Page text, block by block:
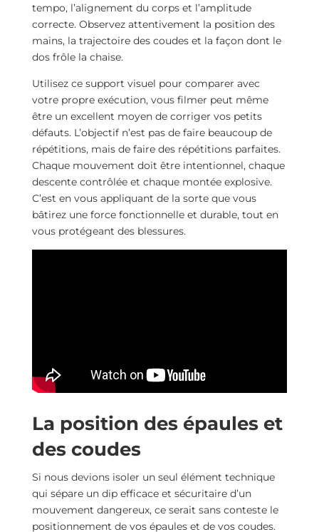
tempo, l’alignement du corps et l’amplitude
correcte. Observez attentivement la position des
mains, la trajectoire des coudes et la façon dont le
dos frôle la chaise.
Utilisez ce support visuel pour comparer avec
votre propre exécution, vous filmer peut même
être un excellent moyen de corriger vos petits
défauts. L’objectif n’est pas de faire beaucoup de
répétitions, mais de faire des répétitions parfaites.
Chaque mouvement doit être intentionnel, chaque
descente contrôlée et chaque montée explosive.
C’est en vous appliquant de la sorte que vous
bâtirez une force fonctionnelle et durable, tout en
vous protégeant des blessures.
La position des épaules et
des coudes
Si nous devions isoler un seul élément technique
qui sépare un dip efficace et sécuritaire d’un
mouvement dangereux, ce serait sans conteste le
positionnement de vos épaules et de vos coudes.